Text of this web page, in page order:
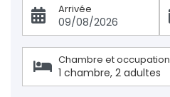
Arrivée
Chambre et occupation
1 chambre, 2 adultes